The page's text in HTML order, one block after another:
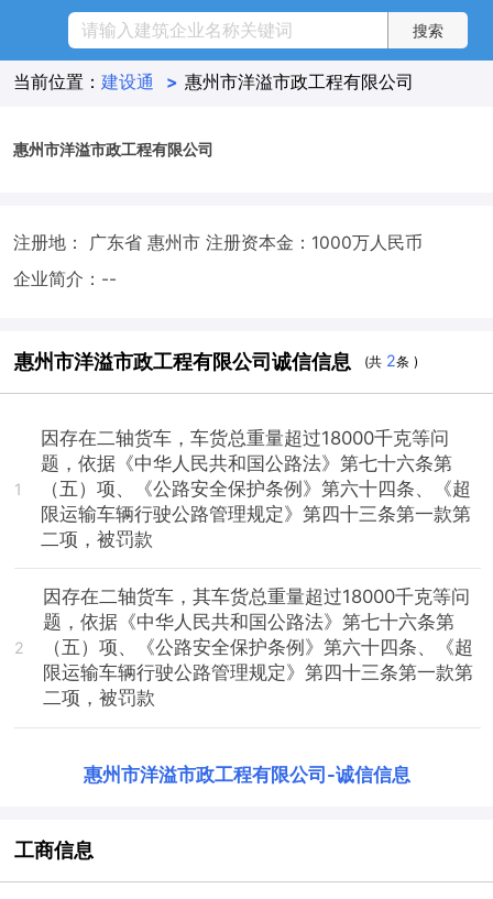
当前位置： 建设通 > 惠州市洋溢市政工程有限公司
惠州市洋溢市政工程有限公司
注册地： 广东省 惠州市 注册资本金：1000万人民币
企业简介：--
惠州市洋溢市政工程有限公司诚信信息 (共 2条 )
1
因存在二轴货车，车货总重量超过18000千克等问
题，依据《中华人民共和国公路法》第七十六条第
（五）项、《公路安全保护条例》第六十四条、《超
限运输车辆行驶公路管理规定》第四十三条第一款第
二项，被罚款
2
因存在二轴货车，其车货总重量超过18000千克等问
题，依据《中华人民共和国公路法》第七十六条第
（五）项、《公路安全保护条例》第六十四条、《超
限运输车辆行驶公路管理规定》第四十三条第一款第
二项，被罚款
惠州市洋溢市政工程有限公司 -诚信信息
工商信息